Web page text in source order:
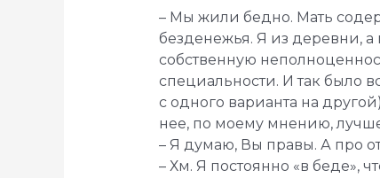
– Мы жили бедно. Мать
безденежья. Я из деревни, а
собственную
специальности. И так было
с одного варианта на
нее, по моему мнению,
– Я думаю, Вы правы. А про
– Хм. Я постоянно «в беде»,